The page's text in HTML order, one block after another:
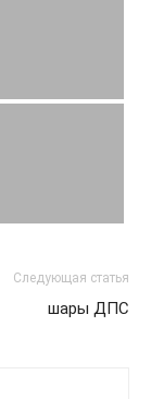
Следующая статья
шары ДПС